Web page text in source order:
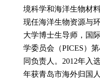
境科学和海洋生物材
现任海洋生物资源与
大学博士生导师，国
学委员会（PICES）
同负责人。2012年入
年获青岛市海外归国